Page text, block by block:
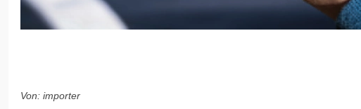
Von: importer